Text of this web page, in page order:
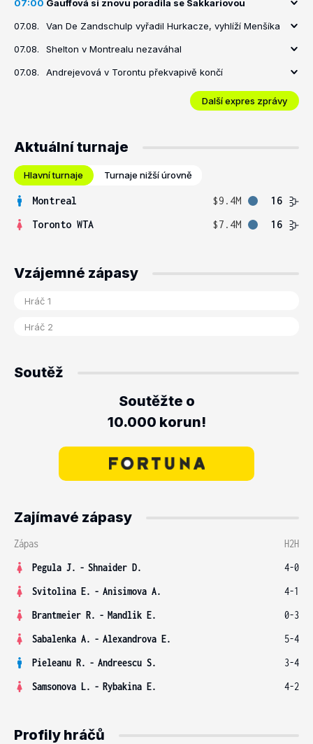
07:00 Gauffová si znovu poradila se Sakkariovou
07.08. Van De Zandschulp vyřadil Hurkacze, vyhlíží Menšíka
07.08. Shelton v Montrealu nezaváhal
07.08. Andrejevová v Torontu překvapivě končí
Další expres zprávy
Aktuální turnaje
Hlavní turnaje Turnaje nižší úrovně
Montreal $9.4M
16
Toronto WTA
$7.4M 16
Vzájemné zápasy
Soutěž
Soutěžte o
10.000 korun!
Zajímavé zápasy
Zápas
H2H
Pegula J. - Shnaider D.
4-0
Svitolina E. - Anisimova A.
4-1
Brantmeier R. - Mandlik E.
0-3
Sabalenka A. - Alexandrova E.
5-4
Pieleanu R. - Andreescu S.
3-4
Samsonova L. - Rybakina E. 4-2
Profily hráčů